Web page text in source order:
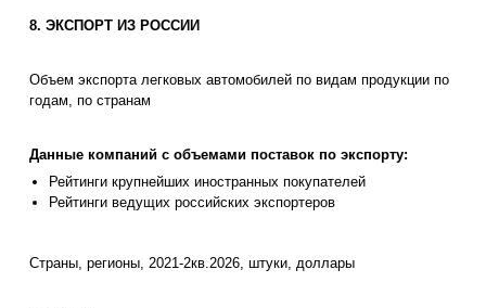
8. ЭКСПОРТ ИЗ РОССИИ
Объем экспорта легковых автомобилей по видам продукции по
годам, по странам
Данные компаний с объемами поставок по экспорту:
Рейтинги крупнейших иностранных покупателей
Рейтинги ведущих российских экспортеров
Страны, регионы, 2021-2кв.2026, штуки, доллары